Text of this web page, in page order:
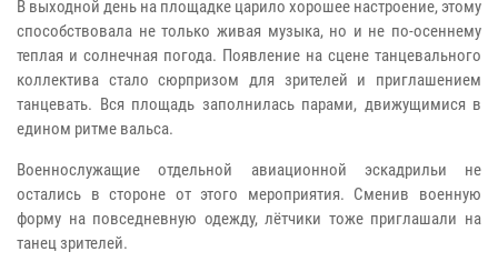
В выходной день на площадке царило хорошее настроение, этому
способствовала не только живая музыка, но и не по-осеннему
теплая и солнечная погода. Появление на сцене танцевального
коллектива стало сюрпризом для зрителей и приглашением
танцевать. Вся площадь заполнилась парами, движущимися в
едином ритме вальса.
Военнослужащие отдельной авиационной эскадрильи не
остались в стороне от этого мероприятия. Сменив военную
форму на повседневную одежду, лётчики тоже приглашали на
танец зрителей.